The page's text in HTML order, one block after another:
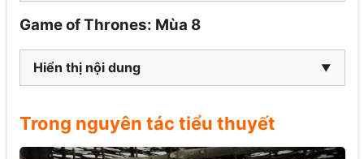
Game of Thrones: Mùa 8
Hiển thị nội dung
Trong nguyên tác tiểu thuyết